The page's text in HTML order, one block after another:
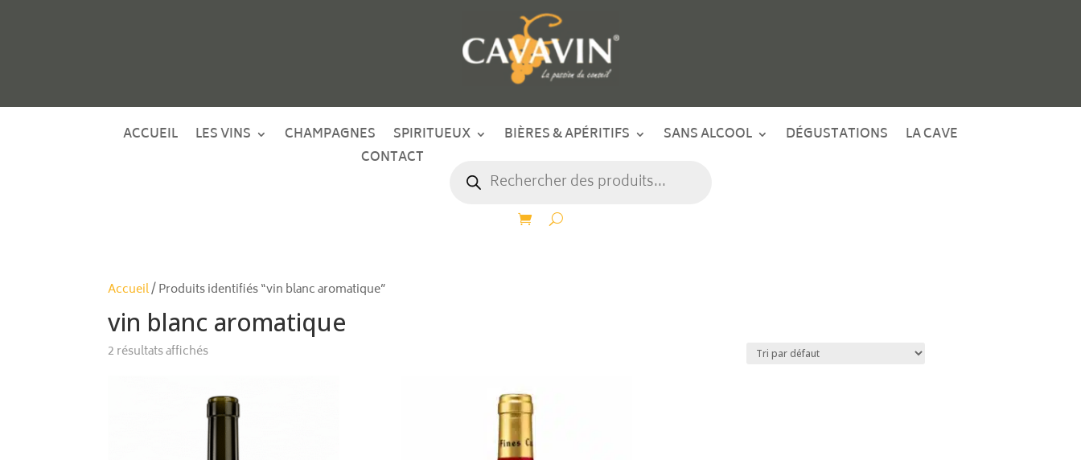
ACCUEIL LES VINS CHAMPAGNES SPIRITUEUX BIÈRES & APÉRITIFS SANS ALCOOL DÉGUSTATIONS
LA CAVE
CONTACT
produits
Accueil/ Produits identifiés “vin blanc aromatique”
vin blanc aromatique
2 résultats affichés